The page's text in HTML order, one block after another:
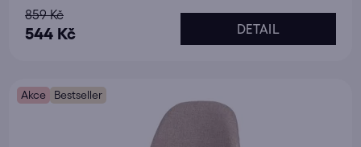
544 Kč
859 Kč
DETAIL
Akce Bestseller